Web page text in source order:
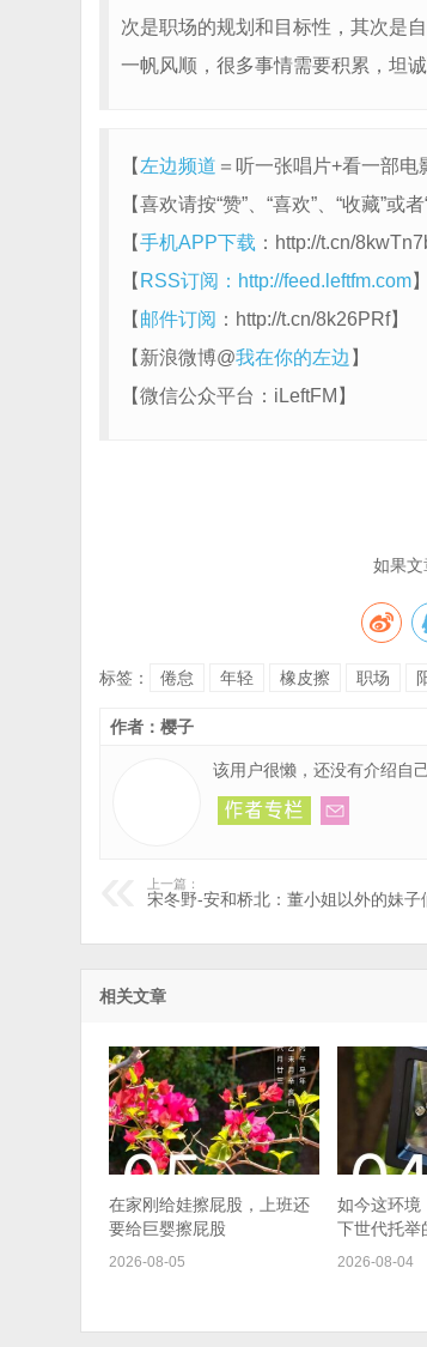
次是职场的规划和目标性，其次是
一帆风顺，很多事情需要积累，坦
【 左边频道 ＝听一张唱片+看一部电
【喜欢请按“赞”、“喜欢”、“收藏”或者
【手机APP下载 ：http://t.cn/
【 RSS订阅：http://feed.leftfm.com】
【 邮件订阅 ：http://t.cn/8k26PRf】
【新浪微博@我在你的左边 】
【微信公众平台：iLeftFM】
如果
标签： 倦怠 年轻 橡皮擦 职场
作者：樱子
该用户很懒，还没有介绍自己
上一篇：
宋冬野-安和桥北：董小姐以外的妹子
相关文章
在家刚给娃擦屁股，上班还
要给巨婴擦屁股
2026-08-05
如今这环境
下世代托举
2026-08-04